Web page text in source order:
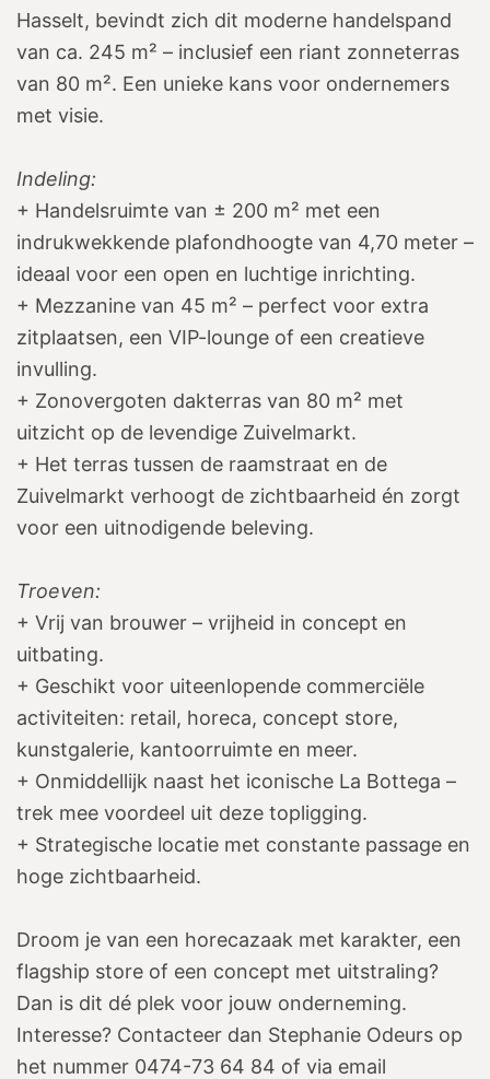
Hasselt, bevindt zich dit moderne handelspand
van ca. 245 m² – inclusief een riant zonneterras
van 80 m². Een unieke kans voor ondernemers
met visie.
Indeling:
+ Handelsruimte van ± 200 m² met een
indrukwekkende plafondhoogte van 4,70 meter –
ideaal voor een open en luchtige inrichting.
+ Mezzanine van 45 m² – perfect voor extra
zitplaatsen, een VIP-lounge of een creatieve
invulling.
+ Zonovergoten dakterras van 80 m² met
uitzicht op de levendige Zuivelmarkt.
+ Het terras tussen de raamstraat en de
Zuivelmarkt verhoogt de zichtbaarheid én zorgt
voor een uitnodigende beleving.
Troeven:
+ Vrij van brouwer – vrijheid in concept en
uitbating.
+ Geschikt voor uiteenlopende commerciële
activiteiten: retail, horeca, concept store,
kunstgalerie, kantoorruimte en meer.
+ Onmiddellijk naast het iconische La Bottega –
trek mee voordeel uit deze topligging.
+ Strategische locatie met constante passage en
hoge zichtbaarheid.
Droom je van een horecazaak met karakter, een
flagship store of een concept met uitstraling?
Dan is dit dé plek voor jouw onderneming.
Interesse? Contacteer dan Stephanie Odeurs op
het nummer 0474-73 64 84 of via email